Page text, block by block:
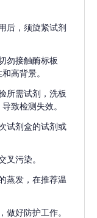
后，须旋紧试剂
勿接触酶标板
高背景。
所需试剂，洗板
致检测失效。
试剂盒的试剂或
叉污染。
蒸发，在推荐温
做好防护工作。